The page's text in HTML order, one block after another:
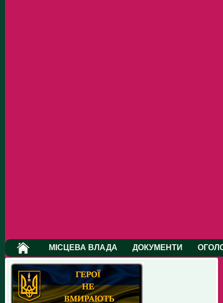
МІСЦЕВА ВЛАДА ДОКУМЕНТИ